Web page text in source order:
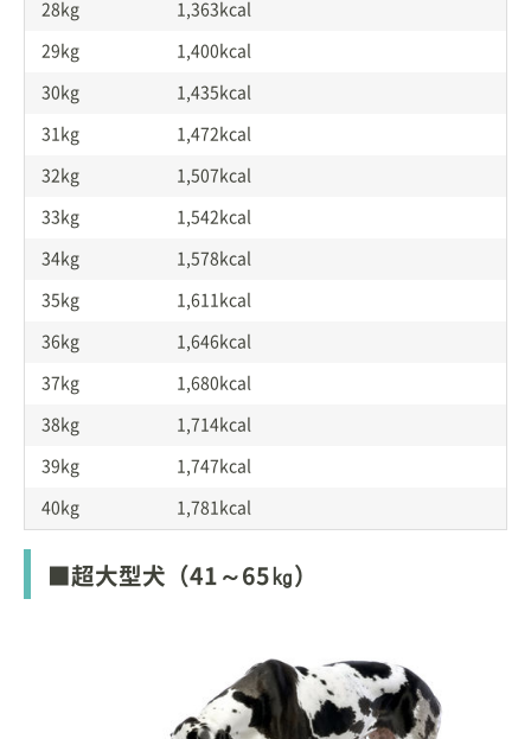
28kg 1,363kcal
29kg 1,400kcal
30kg 1,435kcal
31kg 1,472kcal
32kg 1,507kcal
33kg 1,542kcal
34kg 1,578kcal
35kg 1,611kcal
36kg 1,646kcal
37kg 1,680kcal
38kg 1,714kcal
39kg 1,747kcal
40kg 1,781kcal
■超大型犬（41～65㎏）